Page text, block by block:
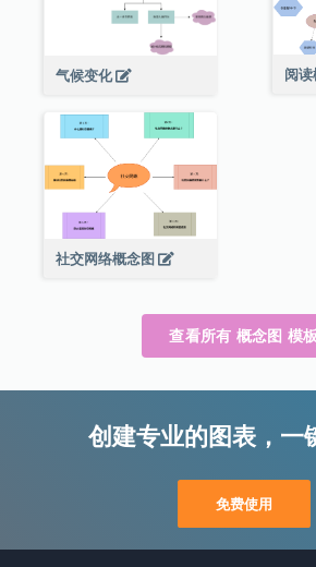
气候变化 阅
社交网络概念图
查看所有 概念图 模板
创建专业的图表，一
免费使用